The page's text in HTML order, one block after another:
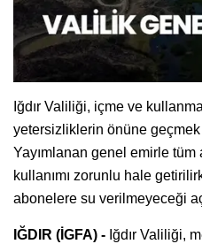
Iğdır Valiliği, içme ve
yetersizliklerin önüne geçmek
Yayımlanan genel emirle tüm
kullanımı zorunlu hale
abonelere su verilmeyeceği
IĞDIR (İGFA) - Iğdır Valiliği,